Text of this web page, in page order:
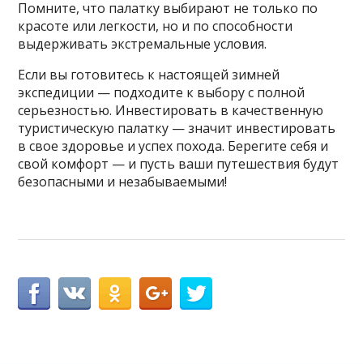
Помните, что палатку выбирают не только по
красоте или легкости, но и по способности
выдерживать экстремальные условия.
Если вы готовитесь к настоящей зимней
экспедиции — подходите к выбору с полной
серьезностью. Инвестировать в качественную
туристическую палатку — значит инвестировать
в свое здоровье и успех похода. Берегите себя и
свой комфорт — и пусть ваши путешествия будут
безопасными и незабываемыми!